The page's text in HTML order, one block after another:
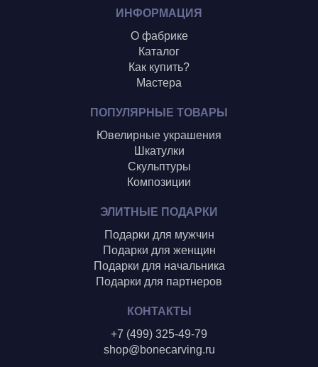
ИНФОРМАЦИЯ
О фабрике
Каталог
Как купить?
Мастера
ПОПУЛЯРНЫЕ ТОВАРЫ
Ювелирные украшения
Шкатулки
Скульптуры
Композиции
ЭЛИТНЫЕ ПОДАРКИ
Подарки для мужчин
Подарки для женщин
Подарки для начальника
Подарки для партнеров
КОНТАКТЫ
+7 (499) 325-49-79
shop@bonecarving.ru